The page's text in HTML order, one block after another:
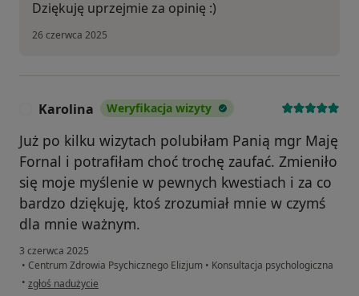
Dziękuję uprzejmie za opinię :)
26 czerwca 2025
Karolina Weryfikacja wizyty
Już po kilku wizytach polubiłam Panią mgr Maję
Fornal i potrafiłam choć trochę zaufać. Zmieniło
się moje myślenie w pewnych kwestiach i za co
bardzo dziękuję, ktoś zrozumiał mnie w czymś
dla mnie ważnym.
3 czerwca 2025
• Centrum Zdrowia Psychicznego Elizjum • Konsultacja psychologiczna
• w opinii użytkownika Karolina
zgłoś nadużycie